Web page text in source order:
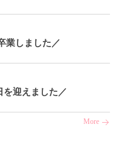
業しました／
を迎えました／
More